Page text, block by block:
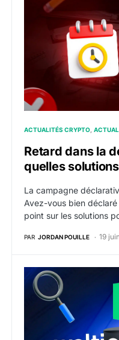
ACTUALITÉS CRYPTO
Retard dans la
quelles
La campagne
Avez-vous bien
point sur les solutions
PAR JORDAN POUILLE 19
Déclaration des